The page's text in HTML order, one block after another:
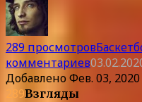
289 просмотров
комментариев
ДобавленоФев. 03, 2020
289Взгляды